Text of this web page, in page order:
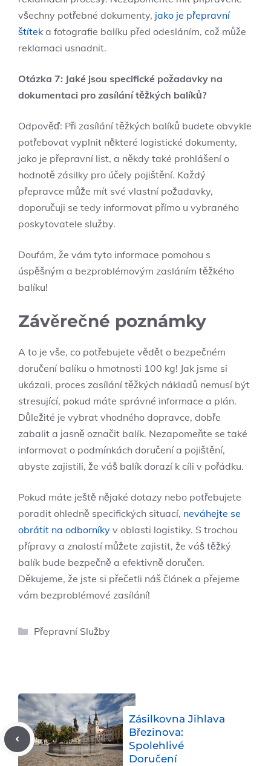
všechny potřebné dokumenty, ⁢ jako je přepravní
štítek ‍a fotografie balíku před odesláním, což může
reklamaci ⁢usnadnit.
Otázka⁢ 7: Jaké jsou specifické požadavky na
dokumentaci‌ pro zasílání těžkých balíků?
Odpověď:​ Při zasílání těžkých ⁤balíků ​budete obvykle
potřebovat ⁣vyplnit některé logistické dokumenty,
jako je přepravní ‌list, a někdy také prohlášení⁣ o
hodnotě zásilky pro‍ účely⁣ pojištění. Každý
přepravce může ⁢mít​ své vlastní⁤ požadavky,⁣
doporučuji se tedy informovat přímo u​ vybraného
⁢poskytovatele služby.
Doufám, že vám​ tyto informace pomohou s
úspěšným ​a bezproblémovým zasláním těžkého
‌balíku!
Závěrečné poznámky
A ⁢to ⁣je vše, co​ potřebujete vědět o bezpečném ​
doručení balíku ‍o hmotnosti 100‍ kg! Jak jsme si
ukázali, proces zasílání ⁣těžkých nákladů nemusí být
stresující, pokud‍ máte správné⁢ informace a plán.
Důležité je vybrat ⁣vhodného dopravce,⁤ dobře‌
zabalit a jasně označit‌ balík. Nezapomeňte se také
informovat⁤ o ​podmínkách doručení ⁢a pojištění,
abyste zajistili, že ⁢váš⁢ balík dorazí k cíli v pořádku.
Pokud máte ještě nějaké dotazy nebo potřebujete
‍poradit⁢ ohledně specifických situací, neváhejte se
obrátit⁤ na odborníky ⁤ v oblasti logistiky. S ​trochou‌
přípravy a znalostí můžete zajistit, že váš těžký
balík bude bezpečně a efektivně doručen.
Děkujeme, že​ jste ⁣si‍ přečetli náš článek a ​přejeme
vám bezproblémové zasílání!
Rubriky
Přepravní Služby
Zásilkovna Jihlava
Březinova:
Spolehlivé
Doručení